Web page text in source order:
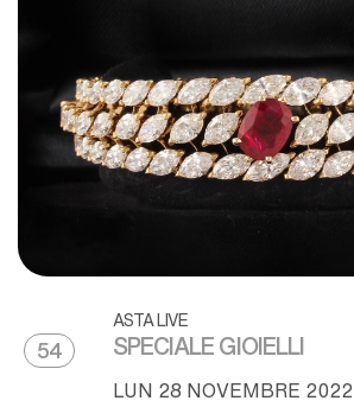
54
ASTA LIVE
SPECIALE GIOIELLI
LUN 28 NOVEMBRE 2022